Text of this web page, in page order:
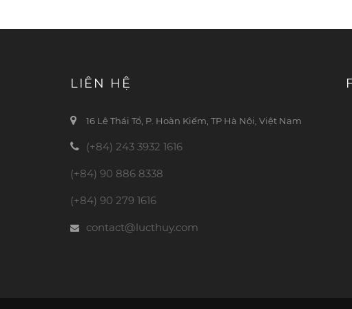
LIÊN HỆ
16 Lê Thái Tổ, P. Hoàn Kiếm, TP Hà Nội, Việt Nam
(+84) 243 3932 1616
(+84) 90 886 8338
(+84) 90 279 1616
contact@lucthuy.com